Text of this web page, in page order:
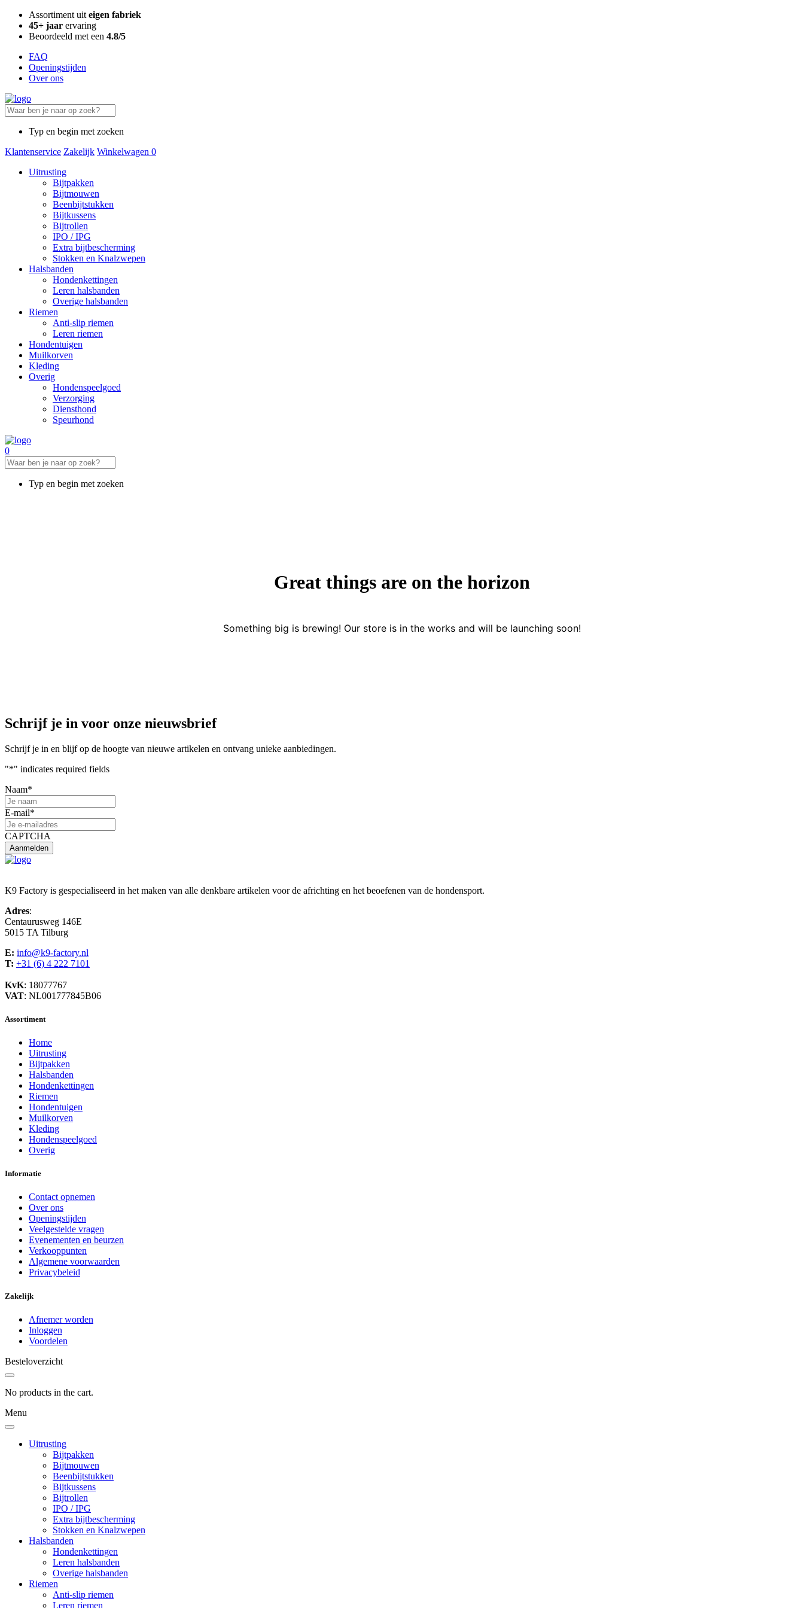
Assortiment uit eigen fabriek
45+ jaar ervaring
Beoordeeld met een 4.8/5
FAQ
Openingstijden
Over ons
Typ en begin met zoeken
Klantenservice Zakelijk Winkelwagen 0
Uitrusting
Bijtpakken
Bijtmouwen
Beenbijtstukken
Bijtkussens
Bijtrollen
IPO / IPG
Extra bijtbescherming
Stokken en Knalzwepen
Halsbanden
Hondenkettingen
Leren halsbanden
Overige halsbanden
Riemen
Anti-slip riemen
Leren riemen
Hondentuigen
Muilkorven
Kleding
Overig
Hondenspeelgoed
Verzorging
Diensthond
Speurhond
0
Typ en begin met zoeken
Great things are on the horizon
Something big is brewing! Our store is in the works and will be launching soon!
Schrijf je in voor onze nieuwsbrief
Schrijf je in en blijf op de hoogte van nieuwe artikelen en ontvang unieke aanbiedingen.
"*" indicates required fields
Naam*
E-mail*
CAPTCHA
K9 Factory is gespecialiseerd in het maken van alle denkbare artikelen voor de africhting en het beoefenen van de hondensport.
Adres:
Centaurusweg 146E
5015 TA Tilburg
E: info@k9-factory.nl
T: +31 (6) 4 222 7101
KvK: 18077767
VAT: NL001777845B06
Assortiment
Home
Uitrusting
Bijtpakken
Halsbanden
Hondenkettingen
Riemen
Hondentuigen
Muilkorven
Kleding
Hondenspeelgoed
Overig
Informatie
Contact opnemen
Over ons
Openingstijden
Veelgestelde vragen
Evenementen en beurzen
Verkooppunten
Algemene voorwaarden
Privacybeleid
Zakelijk
Afnemer worden
Inloggen
Voordelen
Besteloverzicht
No products in the cart.
Menu
Uitrusting
Bijtpakken
Bijtmouwen
Beenbijtstukken
Bijtkussens
Bijtrollen
IPO / IPG
Extra bijtbescherming
Stokken en Knalzwepen
Halsbanden
Hondenkettingen
Leren halsbanden
Overige halsbanden
Riemen
Anti-slip riemen
Leren riemen